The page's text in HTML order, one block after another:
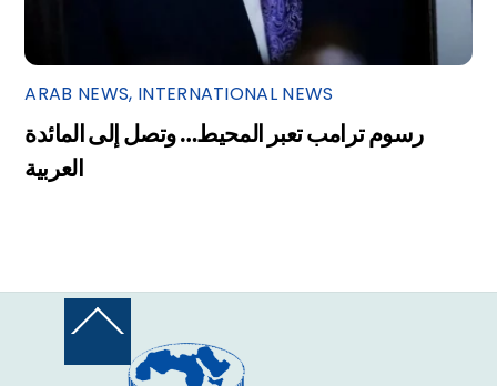
ARAB NEWS, INTERNATIONAL NEWS
رسوم ترامب تعبر المحيط… وتصل إلى المائدة
العربية
Back
Top